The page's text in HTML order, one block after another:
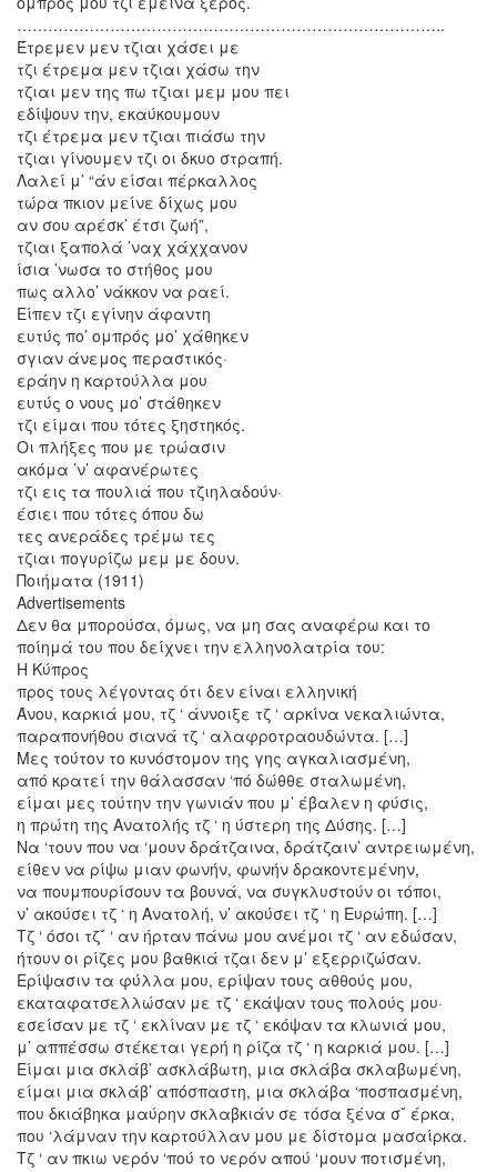
………………………………………………………………………..
Έτρεμεν μεν τζιαι χάσει με
τζι έτρεμα μεν τζιαι χάσω την
τζιαι μεν της πω τζιαι μεμ μου πει
εδίψουν την, εκαύκουμουν
τζι έτρεμα μεν τζιαι πιάσω την
τζιαι γίνουμεν τζι οι δκυο στραπή.
Λαλεί μ’ “άν είσαι πέρκαλλος
τώρα πκιον μείνε δίχως μου
αν σου αρέσκ’ έτσι ζωή”,
τζιαι ξαπολά ’ναχ χάχχανον
ίσια ’νωσα το στήθος μου
πως αλλο’ νάκκον να ραεί.
Είπεν τζι εγίνην άφαντη
ευτύς πο’ ομπρός μο’ χάθηκεν
σγιαν άνεμος περαστικός·
εράην η καρτούλλα μου
ευτύς ο νους μο’ στάθηκεν
τζι είμαι που τότες ξηστηκός.
Οι πλήξες που με τρώασιν
ακόμα ’ν’ αφανέρωτες
τζι εις τα πουλιά που τζιηλαδούν·
έσιει που τότες όπου δω
τες ανεράδες τρέμω τες
τζιαι πογυρίζω μεμ με δουν.
Ποιήματα (1911)
Advertisements
Δεν θα μπορούσα, όμως, να μη σας αναφέρω και το
ποίημά του που δείχνει την ελληνολατρία του:
Η Κύπρος
προς τους λέγοντας ότι δεν είναι ελληνική
Άνου, καρκιά μου, τζ ‘ άννοιξε τζ ‘ αρκίνα νεκαλιώντα,
παραπονήθου σιανά τζ ‘ αλαφροτραουδώντα. […]
Μες τούτον το κυνόστομον της γης αγκαλιασμένη,
από κρατεί την θάλασσαν ‘πό δώθθε σταλωμένη,
είμαι μες τούτην την γωνιάν που μ’ έβαλεν η φύσις,
η πρώτη της Ανατολής τζ ‘ η ύστερη της Δύσης. […]
Να ‘τουν που να ‘μουν δράτζαινα, δράτζαιν’ αντρειωμένη,
είθεν να ρίψω μιαν φωνήν, φωνήν δρακοντεμένην,
να πουμπουρίσουν τα βουνά, να συγκλυστούν οι τόποι,
ν’ ακούσει τζ ‘ η Ανατολή, ν’ ακούσει τζ ‘ η Ευρώπη. […]
Τζ ‘ όσοι τζˇ ‘ αν ήρταν πάνω μου ανέμοι τζ ‘ αν εδώσαν,
ήτουν οι ρίζες μου βαθκιά τζαι δεν μ’ εξερριζώσαν.
Ερίψασιν τα φύλλα μου, ερίψαν τους αθθούς μου,
εκαταφατσελλώσαν με τζ ‘ εκάψαν τους πολούς μου·
εσείσαν με τζ ‘ εκλίναν με τζ ‘ εκόψαν τα κλωνιά μου,
μ’ αππέσσω στέκεται γερή η ρίζα τζ ‘ η καρκιά μου. […]
Είμαι μια σκλάβ’ ασκλάβωτη, μια σκλάβα σκλαβωμένη,
είμαι μια σκλάβ’ απόσπαστη, μια σκλάβα ‘ποσπασμένη,
που δκιάβηκα μαύρην σκλαβκιάν σε τόσα ξένα σˇ έρκα,
που ‘λάμναν την καρτούλλαν μου με δίστομα μασαίρκα.
Τζ ‘ αν πκιω νερόν ‘πού το νερόν απού ‘μουν ποτισμένη,